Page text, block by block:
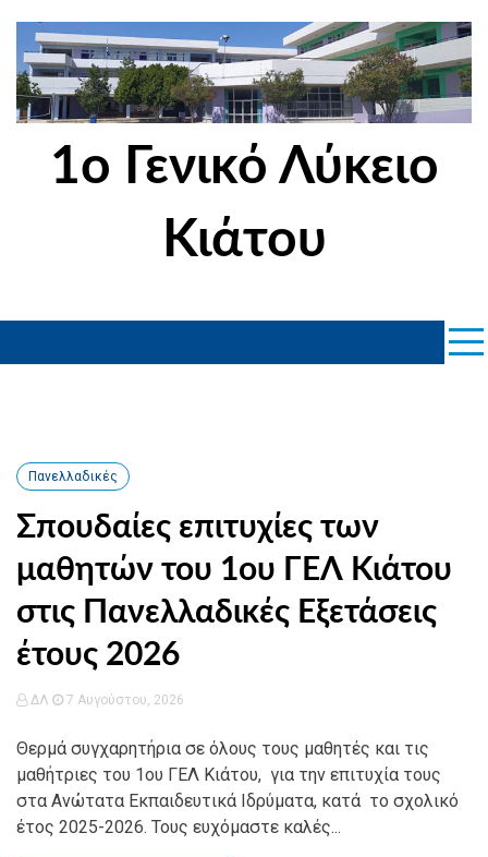
content
1ο Γενικό Λύκειο
Κιάτου
Πανελλαδικές
Σπουδαίες επιτυχίες των
μαθητών του 1ου ΓΕΛ Κιάτου
στις Πανελλαδικές Εξετάσεις
έτους 2026
ΔΛ 7 Αυγούστου, 2026
Θερμά συγχαρητήρια σε όλους τους μαθητές και τις
μαθήτριες του 1ου ΓΕΛ Κιάτου, για την επιτυχία τους
στα Ανώτατα Εκπαιδευτικά Ιδρύματα, κατά το σχολικό
έτος 2025-2026. Τους ευχόμαστε καλές...